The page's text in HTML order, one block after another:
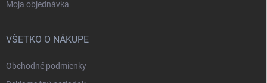
Moja objednávka
VŠETKO O NÁKUPE
Obchodné podmienky